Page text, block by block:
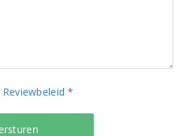
Reviewbeleid *